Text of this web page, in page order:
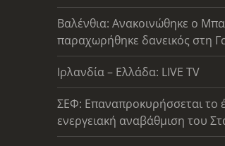
Βαλένθια: Ανακοινώθηκε ο
παραχωρήθηκε δανεικός στη
Ιρλανδία – Ελλάδα: LIVE TV
ΣΕΦ: Επαναπροκυρήσσεται το
ενεργειακή αναβάθμιση του